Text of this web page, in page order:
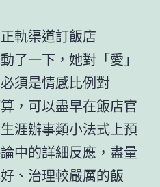
軌渠道訂飯店
了一下，她對「愛」
須是情感比例對
，可以盡早在飯店官
涯辦事類小法式上預
中的詳細反應，盡量
、治理較嚴厲的飯